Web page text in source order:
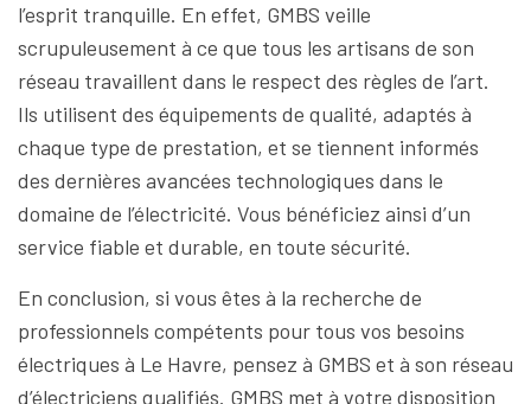
l’esprit tranquille. En effet, GMBS veille
scrupuleusement à ce que tous les artisans de son
réseau travaillent dans le respect des règles de l’art.
Ils utilisent des équipements de qualité, adaptés à
chaque type de prestation, et se tiennent informés
des dernières avancées technologiques dans le
domaine de l’électricité. Vous bénéficiez ainsi d’un
service fiable et durable, en toute sécurité.
En conclusion, si vous êtes à la recherche de
professionnels compétents pour tous vos besoins
électriques à Le Havre, pensez à GMBS et à son réseau
d’électriciens qualifiés. GMBS met à votre disposition